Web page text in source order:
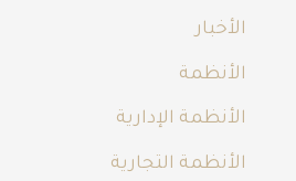
الأخبار
الأنظمة
الأنظمة الإدارية
الأنظمة التجارية